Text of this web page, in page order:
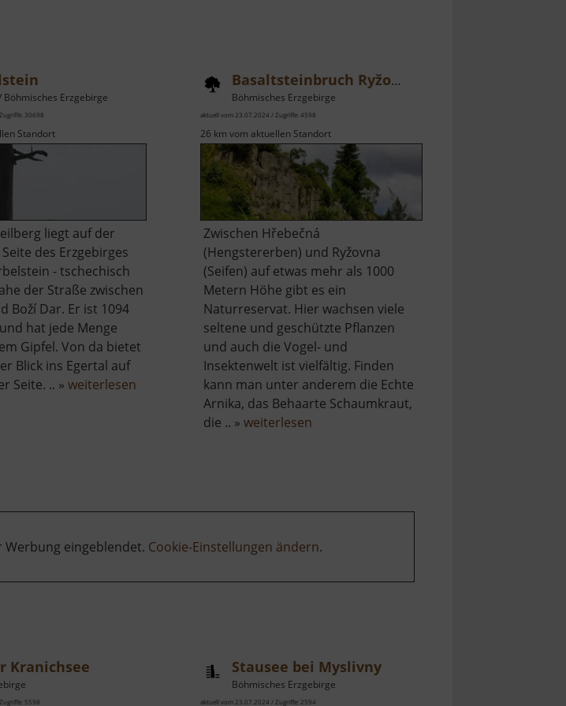
Böhmisches Erzgebirge
30698
Standort
liegt auf der
des Erzgebirges
- tschechisch
der Straße zwischen
Boží Dar. Er ist 1094
hat jede Menge
Gipfel. Von da bietet
Blick ins Egertal auf
Seite. .. »weiterlesen
Wirbelstein
Basaltsteinbruch Ryžovna
Böhmisches Erzgebirge
aktuell vom 23.07.2024 / Zugriffe: 4598
26 km vom aktuellen Standort
Zwischen Hřebečná
(Hengstererben) und Ryžovna
(Seifen) auf etwas mehr als 1000
Metern Höhe gibt es ein
Naturreservat. Hier wachsen viele
seltene und geschützte Pflanzen
und auch die Vogel- und
Insektenwelt ist vielfältig. Finden
kann man unter anderem die Echte
Arnika, das Behaarte Schaumkraut,
die .. » weiterlesenüber
Werbung eingeblendet. Cookie-Einstellungen ändern.
Kranichsee
5598
Stausee bei Myslivny
Böhmisches Erzgebirge
aktuell vom 23.07.2024 / Zugriffe: 2594